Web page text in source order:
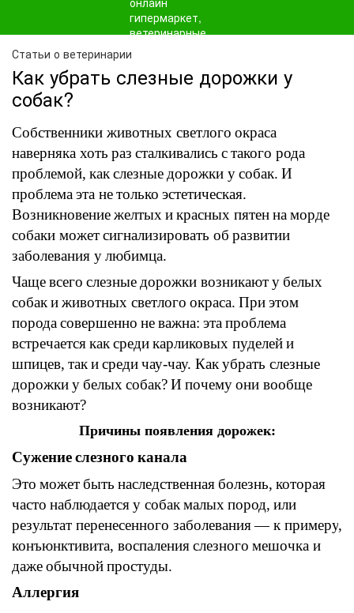
Статьи о ветеринарии
Как убрать слезные дорожки у
собак?
Собственники животных светлого окраса
наверняка хоть раз сталкивались стакого рода
проблемой, какслезные дорожки усобак. И
проблемаэта нетолько эстетическая.
Возникновениежелтых икрасных пятеннаморде
собаки можетсигнализировать об развитии
заболевания улюбимца.
Чащевсего слезные дорожки возникаютубелых
собакиживотных светлого окраса. Приэтом
породасовершенно неважна: этапроблема
встречаетсякаксредикарликовых пуделейи
шпицев, такисредичау-чау. Какубрать слезные
дорожкиубелых собак?И почемуони вообще
возникают?
Причины появления дорожек:
Сужениеслезного канала
Это можетбыть наследственнаяболезнь, которая
часто наблюдаетсяу собакмалых пород, или
результат перенесенного заболевания—к примеру,
конъюнктивита, воспаленияслезного мешочка и
дажеобычнойпростуды.
Аллергия